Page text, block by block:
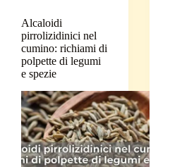
Alcaloidi
pirrolizidinici nel
cumino: richiami di
polpette di legumi
e spezie